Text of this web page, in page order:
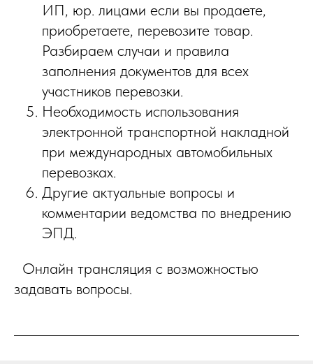
ИП, юр. лицами если вы продаете,
приобретаете, перевозите товар.
Разбираем случаи и правила
заполнения документов для всех
участников перевозки.
Необходимость использования
электронной транспортной накладной
при международных автомобильных
перевозках.
Другие актуальные вопросы и
комментарии ведомства по внедрению
ЭПД.
Онлайн трансляция с возможностью
задавать вопросы.